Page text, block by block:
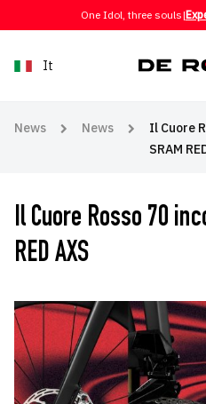
Skip to contentOne Idol, three souls|
It
News News
Il Cuore
SRAM
Il Cuore Rosso 70
RED AXS